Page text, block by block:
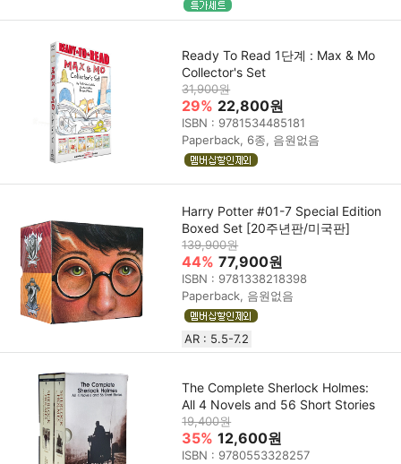
Ready To Read 1단계 : Max & Mo
Collector's Set
31,900원
29% 22,800원
ISBN : 9781534485181
Paperback, 6종, 음원없음
Harry Potter #01-7 Special Edition
Boxed Set [20주년판/미국판]
139,900원
44% 77,900원
ISBN : 9781338218398
Paperback, 음원없음
AR : 5.5-7.2
The Complete Sherlock Holmes:
All 4 Novels and 56 Short Stories
19,400원
35% 12,600원
ISBN : 9780553328257